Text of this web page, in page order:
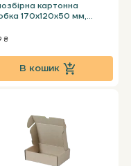
картонна
170х120х50 мм,
₴
В кошик